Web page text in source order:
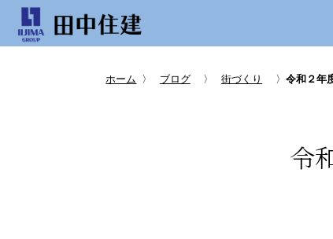
ホーム 〉 ブログ 〉 街づくり 〉 令和２年
令